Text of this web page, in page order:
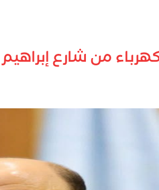
مع مؤسسة العلوم الإنسانية
من شارع